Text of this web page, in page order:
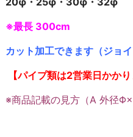
※最長 300cm
カット加工できます（ジョイ
【パイプ類は2営業日かかり
※商品記載の見方（A 外径